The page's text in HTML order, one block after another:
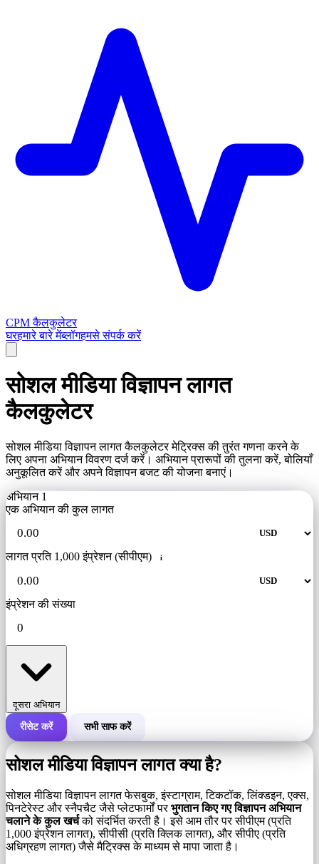
CPM कैलकुलेटर
घरहमारे बारे मेंब्लॉगहमसे संपर्क करें
सोशल मीडिया विज्ञापन लागत
कैलकुलेटर
सोशल मीडिया विज्ञापन लागत कैलकुलेटर मेट्रिक्स की तुरंत गणना करने के
लिए अपना अभियान विवरण दर्ज करें। अभियान प्रारूपों की तुलना करें, बोलियाँ
अनुकूलित करें और अपने विज्ञापन बजट की योजना बनाएं।
अभियान 1
एक अभियान की कुल लागत
लागत प्रति 1,000 इंप्रेशन (सीपीएम) i
इंप्रेशन की संख्या
दूसरा अभियान
एक अभियान की कुल लागत
इंप्रेशन की संख्या
रीसेट करें सभी साफ करें
सोशल मीडिया विज्ञापन लागत क्या है?
सोशल मीडिया विज्ञापन लागत फेसबुक, इंस्टाग्राम, टिकटॉक, लिंक्डइन, एक्स,
पिनटेरेस्ट और स्नैपचैट जैसे प्लेटफार्मों परभुगतान किए गए विज्ञापन अभियान
चलाने के कुल खर्चको संदर्भित करती है। इसे आम तौर पर सीपीएम (प्रति
1,000 इंप्रेशन लागत), सीपीसी (प्रति क्लिक लागत), और सीपीए (प्रति
अधिग्रहण लागत) जैसे मैट्रिक्स के माध्यम से मापा जाता है।